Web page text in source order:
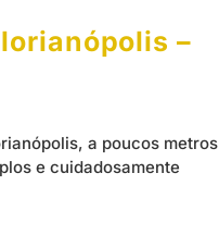
–
a poucos metros
e cuidadosamente